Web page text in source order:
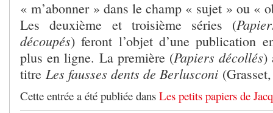
« m’abonner » dans le champ « sujet » ou «
Les deuxième et troisième séries (
découpés) feront l’objet d’une publication
plus en ligne. La première (Papiers décollés)
titre Les fausses dents de Berlusconi
Cette entrée a été publiée dans Les petits papiers de